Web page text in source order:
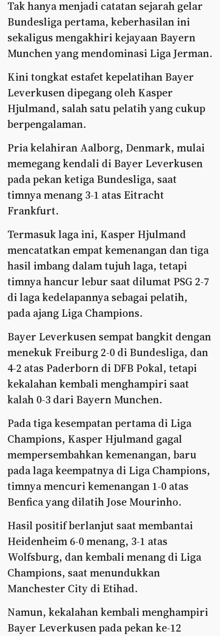
Tak hanya menjadi catatan sejarah gelar
Bundesliga pertama, keberhasilan ini
sekaligus mengakhiri kejayaan Bayern
Munchen yang mendominasi Liga Jerman.
Kini tongkat estafet kepelatihan Bayer
Leverkusen dipegang oleh Kasper
Hjulmand, salah satu pelatih yang cukup
berpengalaman.
Pria kelahiran Aalborg, Denmark, mulai
memegang kendali di Bayer Leverkusen
pada pekan ketiga Bundesliga, saat
timnya menang 3-1 atas Eitracht
Frankfurt.
Termasuk laga ini, Kasper Hjulmand
mencatatkan empat kemenangan dan tiga
hasil imbang dalam tujuh laga, tetapi
timnya hancur lebur saat dilumat PSG 2-7
di laga kedelapannya sebagai pelatih,
pada ajang Liga Champions.
Bayer Leverkusen sempat bangkit dengan
menekuk Freiburg 2-0 di Bundesliga, dan
4-2 atas Paderborn di DFB Pokal, tetapi
kekalahan kembali menghampiri saat
kalah 0-3 dari Bayern Munchen.
Pada tiga kesempatan pertama di Liga
Champions, Kasper Hjulmand gagal
mempersembahkan kemenangan, baru
pada laga keempatnya di Liga Champions,
timnya mencuri kemenangan 1-0 atas
Benfica yang dilatih Jose Mourinho.
Hasil positif berlanjut saat membantai
Heidenheim 6-0 menang, 3-1 atas
Wolfsburg, dan kembali menang di Liga
Champions, saat menundukkan
Manchester City di Etihad.
Namun, kekalahan kembali menghampiri
Bayer Leverkusen pada pekan ke-12